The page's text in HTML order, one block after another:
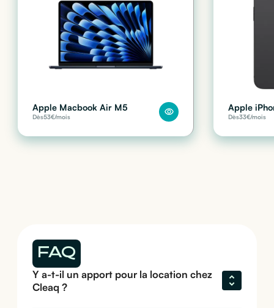
Apple Macbook Air M5
Dès53€/mois
Apple
Dès33€/mois
FAQ
Y a-t-il un apport pour la location chez
Cleaq ?